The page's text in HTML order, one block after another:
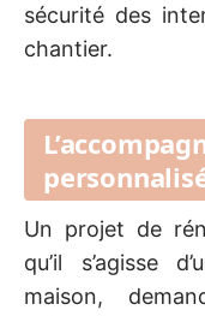
sécurité des
chantier.
Un projet de
qu’il s’agisse
maison,